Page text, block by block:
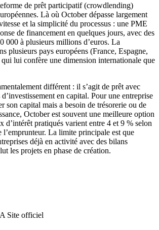
de prêt participatif (crowdlending)
Là où October dépasse largement
et la simplicité du processus : une PME
de financement en quelques jours, avec des
000 à plusieurs millions d’euros. La
plusieurs pays européens (France, Espagne,
lui confère une dimension internationale que
différent : il s’agit de prêt avec
en capital. Pour une entreprise
son capital mais a besoin de trésorerie ou de
October est souvent une meilleure option
d’intérêt pratiqués varient entre 4 et 9 % selon
La limite principale est que
déjà en activité avec des bilans
les projets en phase de création.
Site officiel